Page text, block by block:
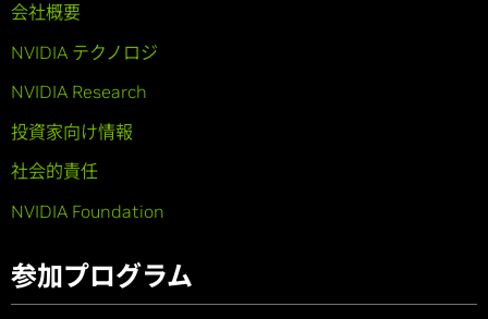
会社概要
NVIDIA テクノロジ
NVIDIA Research
投資家向け情報
社会的責任
NVIDIA Foundation
参加プログラム